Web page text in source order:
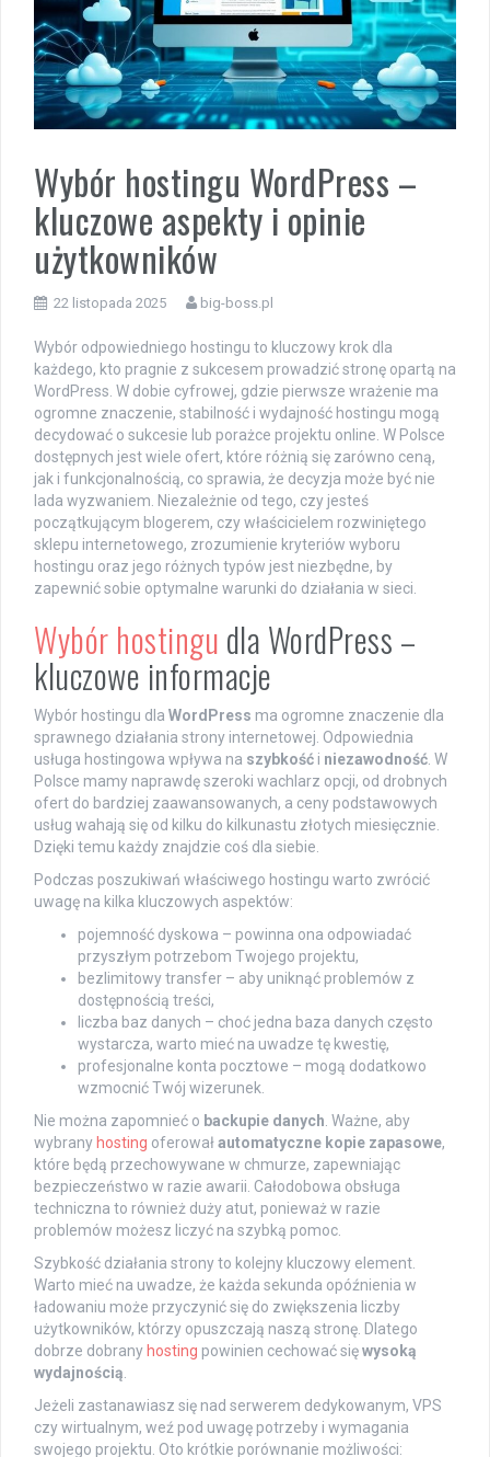
Wybór hostingu WordPress –
kluczowe aspekty i opinie
użytkowników
22 listopada 2025 big-boss.pl
Wybór odpowiedniego hostingu to kluczowy krok dla
każdego, kto pragnie z sukcesem prowadzić stronę opartą na
WordPress. W dobie cyfrowej, gdzie pierwsze wrażenie ma
ogromne znaczenie, stabilność i wydajność hostingu mogą
decydować o sukcesie lub porażce projektu online. W Polsce
dostępnych jest wiele ofert, które różnią się zarówno ceną,
jak i funkcjonalnością, co sprawia, że decyzja może być nie
lada wyzwaniem. Niezależnie od tego, czy jesteś
początkującym blogerem, czy właścicielem rozwiniętego
sklepu internetowego, zrozumienie kryteriów wyboru
hostingu oraz jego różnych typów jest niezbędne, by
zapewnić sobie optymalne warunki do działania w sieci.
Wybór hostingu dla WordPress –
kluczowe informacje
Wybór hostingu dla WordPress ma ogromne znaczenie dla
sprawnego działania strony internetowej. Odpowiednia
usługa hostingowa wpływa na szybkość i niezawodność . W
Polsce mamy naprawdę szeroki wachlarz opcji, od drobnych
ofert do bardziej zaawansowanych, a ceny podstawowych
usług wahają się od kilku do kilkunastu złotych miesięcznie.
Dzięki temu każdy znajdzie coś dla siebie.
Podczas poszukiwań właściwego hostingu warto zwrócić
uwagę na kilka kluczowych aspektów:
pojemność dyskowa – powinna ona odpowiadać
przyszłym potrzebom Twojego projektu,
bezlimitowy transfer – aby uniknąć problemów z
dostępnością treści,
liczba baz danych – choć jedna baza danych często
wystarcza, warto mieć na uwadze tę kwestię,
profesjonalne konta pocztowe – mogą dodatkowo
wzmocnić Twój wizerunek.
Nie można zapomnieć o backupie danych . Ważne, aby
wybrany hosting oferowałautomatyczne kopie zapasowe,
które będą przechowywane w chmurze, zapewniając
bezpieczeństwo w razie awarii. Całodobowa obsługa
techniczna to również duży atut, ponieważ w razie
problemów możesz liczyć na szybką pomoc.
Szybkość działania strony to kolejny kluczowy element.
Warto mieć na uwadze, że każda sekunda opóźnienia w
ładowaniu może przyczynić się do zwiększenia liczby
użytkowników, którzy opuszczają naszą stronę. Dlatego
dobrze dobrany hosting powinien cechować sięwysoką
wydajnością
Jeżeli zastanawiasz się nad serwerem dedykowanym, VPS
czy wirtualnym, weź pod uwagę potrzeby i wymagania
swojego projektu. Oto krótkie porównanie możliwości: